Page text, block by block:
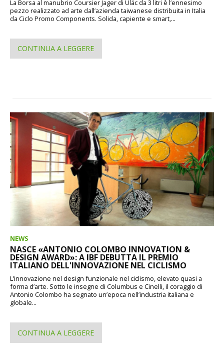
La Borsa al manubrio Coursier Jager di Uläc da 3 litri è l’ennesimo
pezzo realizzato ad arte dall’azienda taiwanese distribuita in Italia
da Ciclo Promo Components. Solida, capiente e smart,...
CONTINUA A LEGGERE
NEWS
NASCE «ANTONIO COLOMBO INNOVATION &
DESIGN AWARD»: A IBF DEBUTTA IL PREMIO
ITALIANO DELL'INNOVAZIONE NEL CICLISMO
L’innovazione nel design funzionale nel ciclismo, elevato quasi a
forma d’arte. Sotto le insegne di Columbus e Cinelli, il coraggio di
Antonio Colombo ha segnato un’epoca nell’industria italiana e
globale...
CONTINUA A LEGGERE